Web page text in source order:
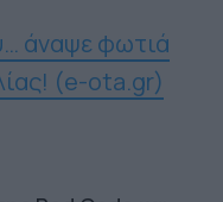
άναψε φωτιά
(e-ota.gr)